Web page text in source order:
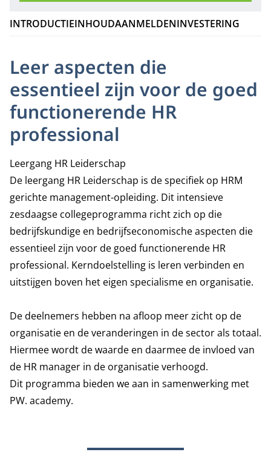
INTRODUCTIEINHOUDAANMELDENINVESTERING
Leer aspecten die
essentieel zijn voor de goed
functionerende HR
professional
Leergang HR Leiderschap
De leergang HR Leiderschap is de specifiek op HRM
gerichte management-opleiding. Dit intensieve
zesdaagse collegeprogramma richt zich op die
bedrijfskundige en bedrijfseconomische aspecten die
essentieel zijn voor de goed functionerende HR
professional. Kerndoelstelling is leren verbinden en
uitstijgen boven het eigen specialisme en organisatie.
De deelnemers hebben na afloop meer zicht op de
organisatie en de veranderingen in de sector als totaal.
Hiermee wordt de waarde en daarmee de invloed van
de HR manager in de organisatie verhoogd.
Dit programma bieden we aan in samenwerking met
PW. academy.